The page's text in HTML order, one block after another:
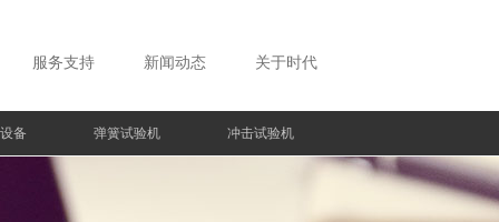
服务支持 新闻动态 关于时代
备 弹簧试验机 冲击试验机